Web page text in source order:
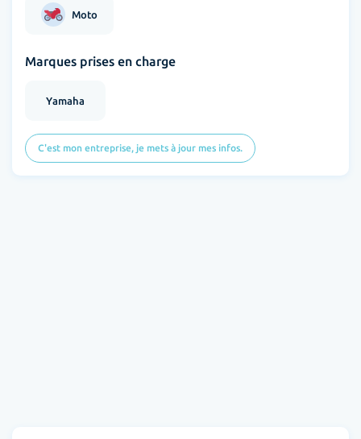
Moto
Marques prises en charge
Yamaha
C'est mon entreprise, je mets à jour mes infos.